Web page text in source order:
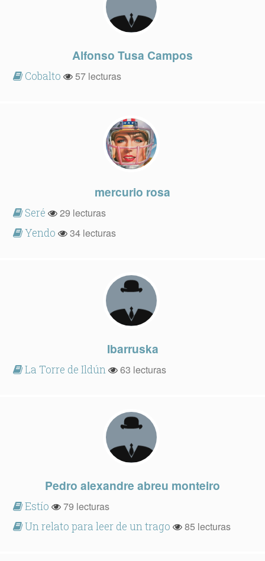
Alfonso Tusa Campos
Cobalto 57 lecturas
mercurio rosa
Seré
29 lecturas
Yendo
34 lecturas
Ibarruska
La Torre de Ildún 63 lecturas
Pedro alexandre abreu monteiro
Estío
79 lecturas
Un relato para leer de un trago
85 lecturas